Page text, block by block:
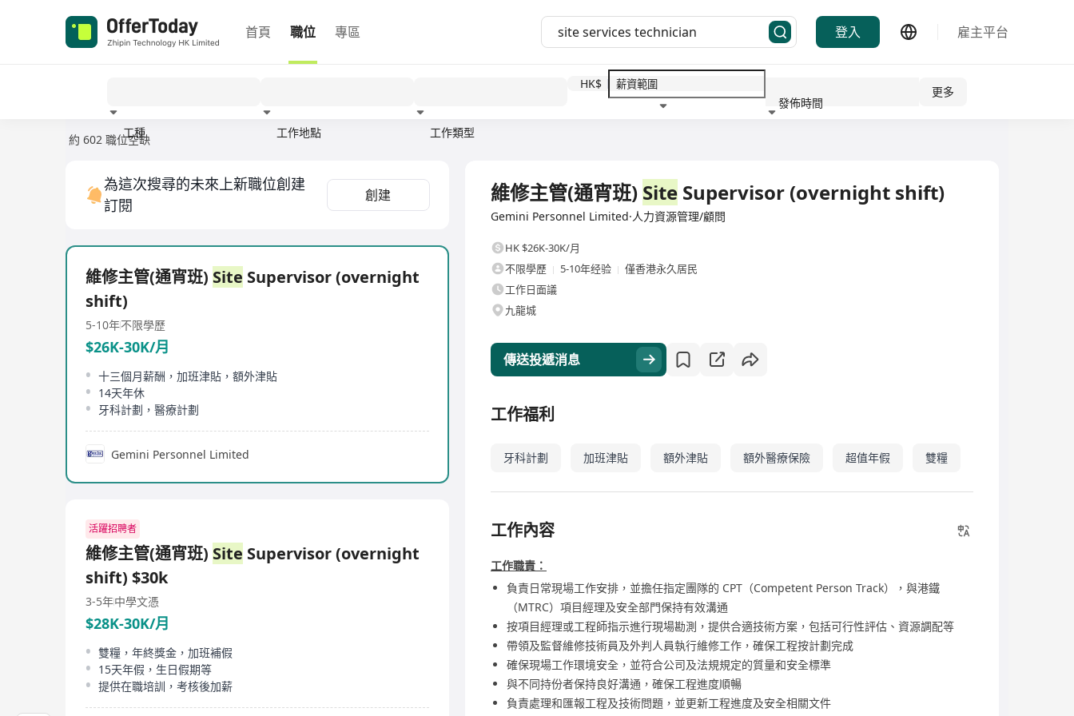
首頁 職位 專區 登入 雇主平台
工種 工作地點 工作類型
HK$
發佈時間
更多
約 602 職位空缺
為這次搜尋的未來上新職位創建
訂閱
創建
維修主管(通宵班) Site Supervisor (overnight
shift)
5-10年不限學歷
$26K-30K/月
十三個月薪酬，加班津貼，額外津貼
14天年休
牙科計劃，醫療計劃
Gemini Personnel Limited
活躍招聘者
維修主管(通宵班) Site Supervisor (overnight
shift) $30k
3-5年中學文憑
$28K-30K/月
雙糧，年終獎金，加班補假
15天年假，生日假期等
提供在職培訓，考核後加薪
維修主管(通宵班) Site Supervisor (overnight shift)
Gemini Personnel Limited·人力資源管理/顧問
HK $26K-30K/月
不限學歷
5-10年经验
僅香港永久居民
工作日面議
九龍城
傳送投遞消息
工作福利
牙科計劃 加班津貼 額外津貼 額外醫療保險 超值年假 雙糧
工作內容
工作職責：
負責日常現場工作安排，並擔任指定團隊的 CPT（Competent Person Track），與港鐵
（MTRC）項目經理及安全部門保持有效溝通
按項目經理或工程師指示進行現場勘測，提供合適技術方案，包括可行性評估、資源調配等
帶領及監督維修技術員及外判人員執行維修工作，確保工程按計劃完成
確保現場工作環境安全，並符合公司及法規規定的質量和安全標準
與不同持份者保持良好溝通，確保工程進度順暢
負責處理和匯報工程及技術問題，並更新工程進度及安全相關文件